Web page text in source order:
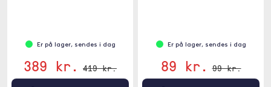
Er på lager, sendes i dag
389 kr. 419 kr.
Er på lager, sendes i dag
89 kr. 99 kr.